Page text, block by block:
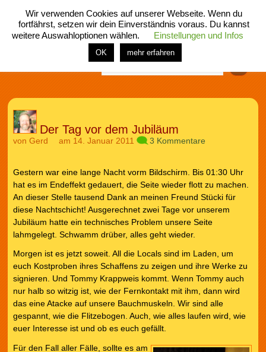
menü
home rubrik buch comic spiel fotos shop
Der Tag vor dem Jubiläum
von Gerd am 14. Januar 2011 3 Kommentare
Gestern war eine lange Nacht vorm Bildschirm. Bis 01:30 Uhr
hat es im Endeffekt gedauert, die Seite wieder flott zu machen.
An dieser Stelle tausend Dank an meinen Freund Stücki für
diese Nachtschicht! Ausgerechnet zwei Tage vor unserem
Jubiläum hatte ein technisches Problem unsere Seite
lahmgelegt. Schwamm drüber, alles geht wieder.
Morgen ist es jetzt soweit. All die Locals sind im Laden, um
euch Kostproben ihres Schaffens zu zeigen und ihre Werke zu
signieren. Und Tommy Krappweis kommt. Wenn Tommy auch
nur halb so witzig ist, wie der Fernkontakt mit ihm, dann wird
das eine Atacke auf unsere Bauchmuskeln. Wir sind alle
gespannt, wie die Flitzebogen. Auch, wie alles laufen wird, wie
euer Interesse ist und ob es euch gefällt.
Für den Fall aller Fälle, sollte es am
Wir verwenden Cookies auf unserer Webseite. Wenn du
fortfährst, setzen wir dein Einverständnis voraus. Du kannst
weitere Auswahloptionen wählen.
Einstellungen und Infos
OK mehr erfahren